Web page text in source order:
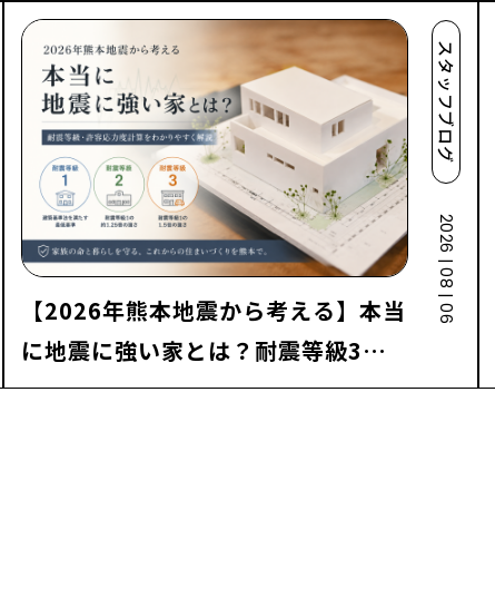
【2026年熊本地震から考える】本当
に地震に強い家とは？耐震等級3・
許容応力度計算を解説
スタッフブログ
2026 | 08 | 06